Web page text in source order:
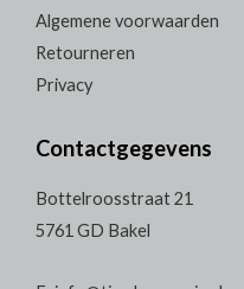
Algemene voorwaarden
Retourneren
Privacy
Contactgegevens
Bottelroosstraat 21
5761 GD Bakel